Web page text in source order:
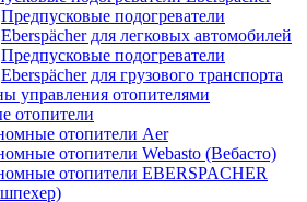
Предпусковые подогреватели
Eberspächer для легковых автомобилей
Предпусковые подогреватели
Eberspächer для грузового транспорта
управления отопителями
отопители
отопители Аer
отопители Webasto (Вебасто)
отопители EBERSPACHER